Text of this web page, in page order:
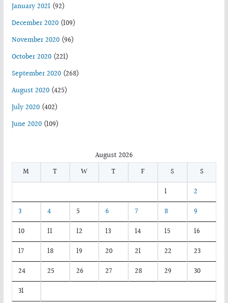
January 2021(92)
December 2020(109)
November 2020(96)
October 2020(221)
September 2020(268)
August 2020(425)
July 2020(402)
June 2020(109)
August 2026
M
T W T F S
S
1
2
3
4 5 6 7 8
9
10
11 12 13 14 15
16
17
18 19 20 21 22
23
24
25 26 27 28 29
30
31